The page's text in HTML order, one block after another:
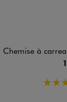
Disponible en 1
Chemise à carreaux en